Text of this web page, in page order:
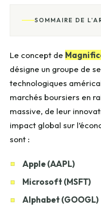
SOMMAIRE DE
Le concept de
désigne un groupe de
technologiques
marchés boursiers en
massive, de leur
impact global sur
sont :
Apple (AAPL)
Microsoft (MSFT)
Alphabet (GOOGL)